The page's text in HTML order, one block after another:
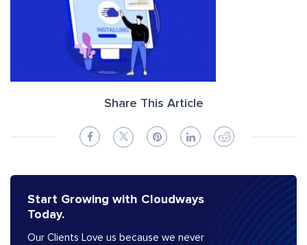
Share This Article
Start Growing with Cloudways
Today.
Our Clients Love us because we never